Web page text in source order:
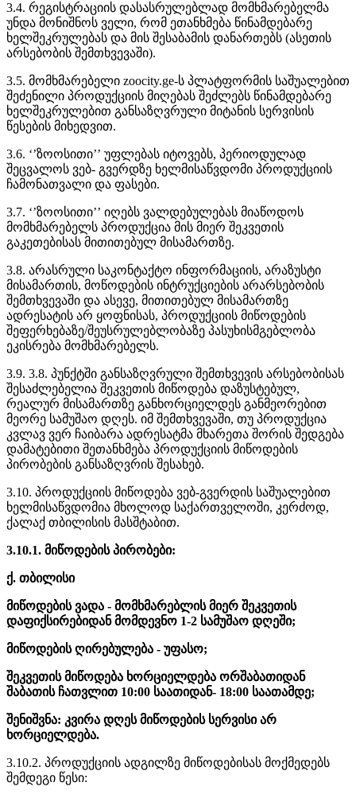
3.4. რეგისტრაციის დასასრულებლად მომხმარებელმა
უნდა მონიშნოს ველი, რომ ეთანხმება წინამდებარე
ხელშეკრულებას და მის შესაბამის დანართებს (ასეთის
არსებობის შემთხვევაში).
3.5. მომხმარებელი zoocity.ge-ს პლატფორმის საშუალებით
შეძენილი პროდუქციის მიღებას შეძლებს წინამდებარე
ხელშეკრულებით განსაზღვრული მიტანის სერვისის
წესების მიხედვით.
3.6. ‘’ზოოსითი’’ უფლებას იტოვებს, პერიოდულად
შეცვალოს ვებ- გვერდზე ხელმისაწვდომი პროდუქციის
ჩამონათვალი და ფასები.
3.7. ‘’ზოოსითი’’ იღებს ვალდებულებას მიაწოდოს
მომხმარებელს პროდუქცია მის მიერ შეკვეთის
გაკეთებისას მითითებულ მისამართზე.
3.8. არასრული საკონტაქტო ინფორმაციის, არაზუსტი
მისამართის, მოწოდების ინტრუქციების არარსებობის
შემთხვევაში და ასევე, მითითებულ მისამართზე
ადრესატის არ ყოფნისას, პროდუქციის მიწოდების
შეფერხებაზე/შეუსრულებლობაზე პასუხისმგებლობა
ეკისრება მომხმარებელს.
3.9. 3.8. პუნქტში განსაზღვრული შემთხვევის არსებობისას
შესაძლებელია შეკვეთის მიწოდება დაზუსტებულ,
რეალურ მისამართზე განხორციელდეს განმეორებით
მეორე სამუშაო დღეს. იმ შემთხვევაში, თუ პროდუქცია
კვლავ ვერ ჩაიბარა ადრესატმა მხარეთა შორის შედგება
დამატებითი შეთანხმება პროდუქციის მიწოდების
პირობების განსაზღვრის შესახებ.
3.10. პროდუქციის მიწოდება ვებ-გვერდის საშუალებით
ხელმისაწვდომია მხოლოდ საქართველოში, კერძოდ,
ქალაქ თბილისის მასშტაბით.
3.10.1. მიწოდების პირობები:
ქ. თბილისი
მიწოდების ვადა - მომხმარებლის მიერ შეკვეთის
დაფიქსირებიდან მომდევნო 1-2 სამუშაო დღეში;
მიწოდების ღირებულება - უფასო;
შეკვეთის მიწოდება ხორციელდება ორშაბათიდან
შაბათის ჩათვლით 10:00 საათიდან- 18:00 საათამდე;
შენიშვნა: კვირა დღეს მიწოდების სერვისი არ
ხორციელდება.
3.10.2. პროდუქციის ადგილზე მიწოდებისას მოქმედებს
შემდეგი წესი: